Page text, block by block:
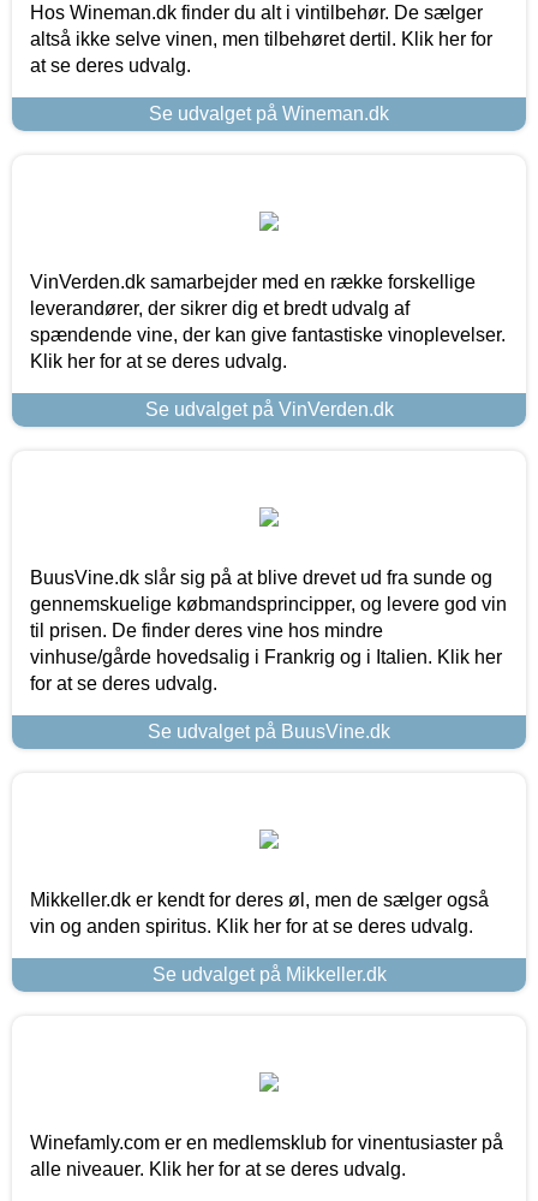
Hos Wineman.dk finder du alt i vintilbehør. De sælger
altså ikke selve vinen, men tilbehøret dertil. Klik her for
at se deres udvalg.
Se udvalget på Wineman.dk
VinVerden.dk samarbejder med en række forskellige
leverandører, der sikrer dig et bredt udvalg af
spændende vine, der kan give fantastiske vinoplevelser.
Klik her for at se deres udvalg.
Se udvalget på VinVerden.dk
BuusVine.dk slår sig på at blive drevet ud fra sunde og
gennemskuelige købmandsprincipper, og levere god vin
til prisen. De finder deres vine hos mindre
vinhuse/gårde hovedsalig i Frankrig og i Italien. Klik her
for at se deres udvalg.
Se udvalget på BuusVine.dk
Mikkeller.dk er kendt for deres øl, men de sælger også
vin og anden spiritus. Klik her for at se deres udvalg.
Se udvalget på Mikkeller.dk
Winefamly.com er en medlemsklub for vinentusiaster på
alle niveauer. Klik her for at se deres udvalg.